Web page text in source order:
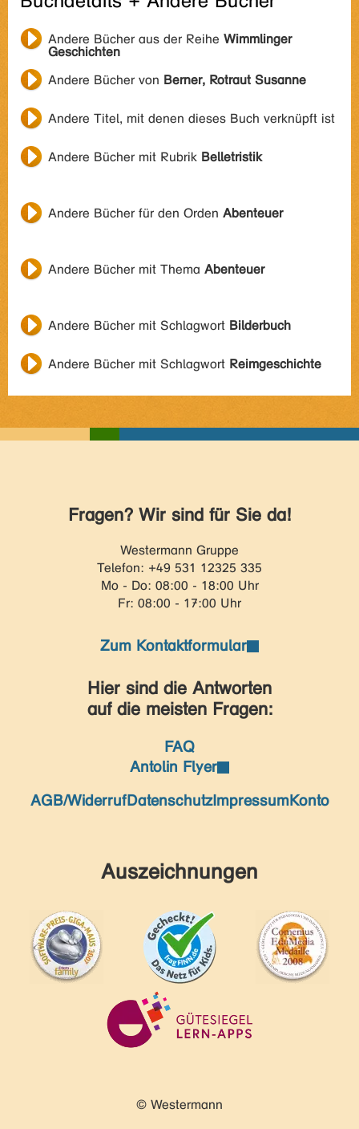
Andere Bücher aus der Reihe Wimmlinger
Geschichten
Andere Bücher von Berner, Rotraut Susanne
Andere Titel, mit denen dieses Buch verknüpft ist
Andere Bücher mit Rubrik Belletristik
Andere Bücher für den Orden Abenteuer
Andere Bücher mit Thema Abenteuer
Andere Bücher mit Schlagwort Bilderbuch
Andere Bücher mit Schlagwort Reimgeschichte